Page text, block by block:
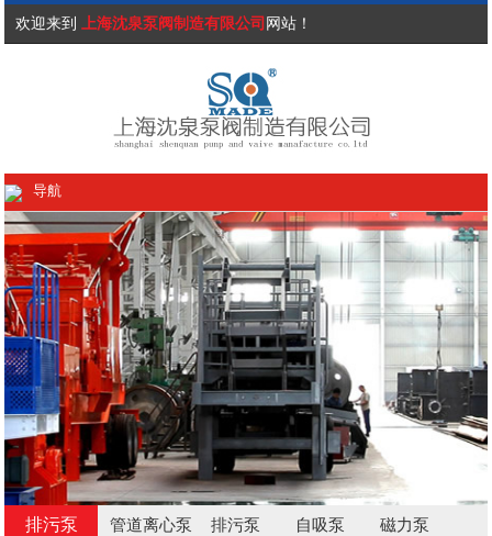
欢迎来到 上海沈泉泵阀制造有限公司 网站！
导航
排污泵 管道离心泵 排污泵 自吸泵 磁力泵